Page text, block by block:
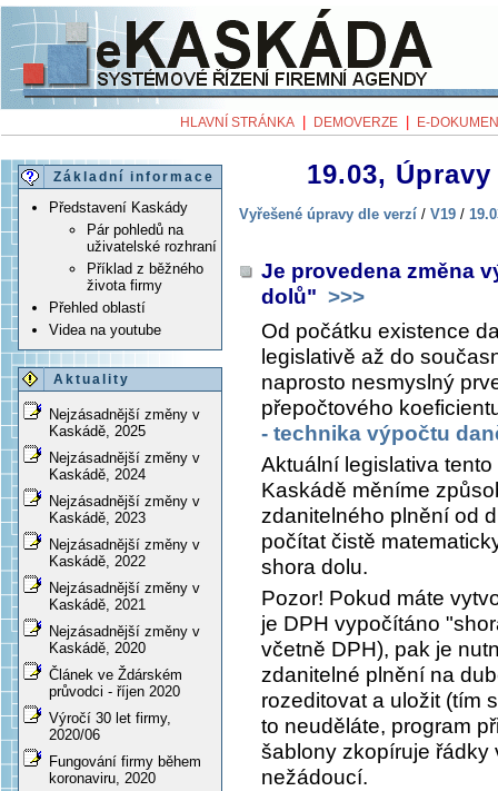
HLAVNÍ STRÁNKA DEMOVERZE E-
Základní informace
Představení Kaskády
Pár pohledů na
uživatelské rozhraní
Příklad z běžného
života firmy
Přehled oblastí
Videa na youtube
Aktuality
Nejzásadnější změny v
Kaskádě, 2025
Nejzásadnější změny v
Kaskádě, 2024
Nejzásadnější změny v
Kaskádě, 2023
Nejzásadnější změny v
Kaskádě, 2022
Nejzásadnější změny v
Kaskádě, 2021
Nejzásadnější změny v
Kaskádě, 2020
Článek ve Ždárském
průvodci - říjen 2020
Výročí 30 let firmy,
2020/06
Fungování firmy během
koronaviru, 2020
19.03,
Vyřešené úpravy dle verzí / V19 /
Je provedena změna
dolů" >>>
Od počátku existence
legislativě až do
naprosto nesmyslný
přepočtového
- technika výpočtu
Aktuální legislativa
Kaskádě měníme
zdanitelného plnění od
počítat čistě
shora dolu.
Pozor! Pokud máte
je DPH vypočítáno
včetně DPH), pak je
zdanitelné plnění na
rozeditovat a uložit (tím
to neuděláte, program
šablony zkopíruje řádky
nežádoucí.